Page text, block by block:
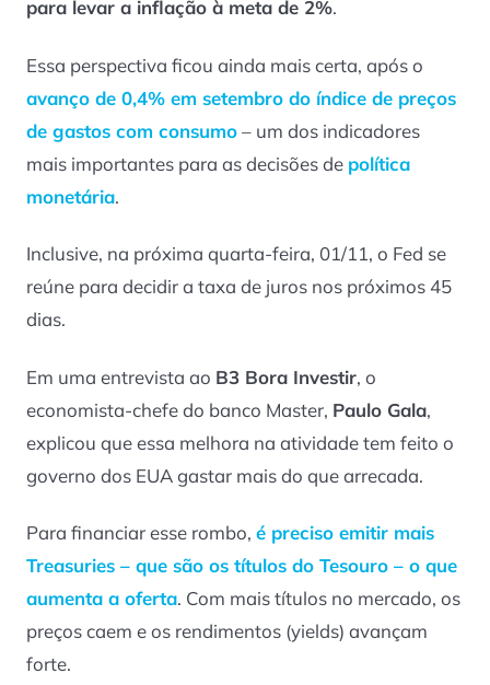
para levar a inflação à meta de 2%.
Essa perspectiva ficou ainda mais certa, após o
avanço de 0,4% em setembro do índice de preços
de gastos com consumo– um dos indicadores
mais importantes para as decisões de política
monetária.
Inclusive, na próxima quarta-feira, 01/11, o Fed se
reúne para decidir a taxa de juros nos próximos 45
dias.
Em uma entrevista ao B3 Bora Investir, o
economista-chefe do banco Master, Paulo Gala,
explicou que essa melhora na atividade tem feito o
governo dos EUA gastar mais do que arrecada.
Para financiar esse rombo, é preciso emitir mais
Treasuries – que são os títulos do Tesouro – o que
aumenta a oferta. Com mais títulos no mercado, os
preços caem e os rendimentos (yields) avançam
forte.